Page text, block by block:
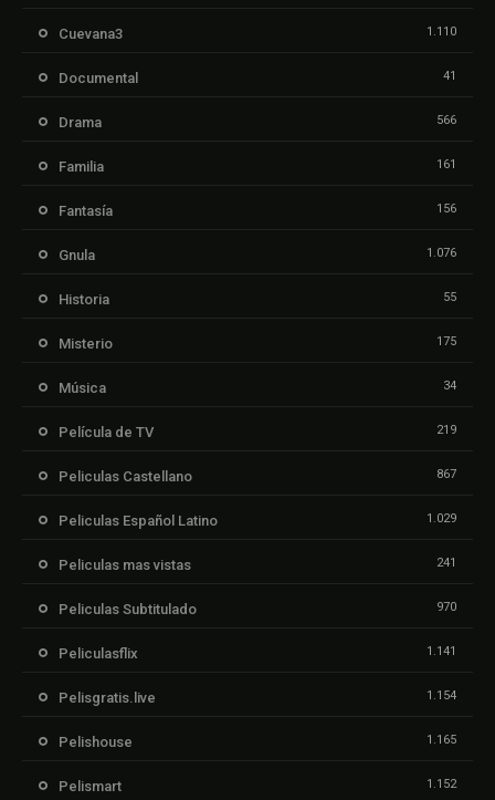
Cuevana3 1.110
Documental 41
Drama 566
Familia 161
Fantasía 156
Gnula 1.076
Historia 55
Misterio 175
Música 34
Película de TV 219
Peliculas Castellano 867
Peliculas Español Latino 1.029
Peliculas mas vistas 241
Peliculas Subtitulado 970
Peliculasflix 1.141
Pelisgratis.live 1.154
Pelishouse 1.165
Pelismart 1.152